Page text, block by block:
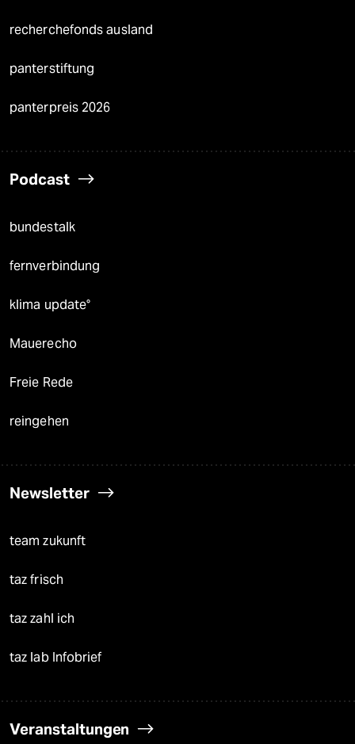
recherchefonds ausland
panterstiftung
panterpreis 2026
Podcast
bundestalk
fernverbindung
klima update°
Mauerecho
Freie Rede
reingehen
Newsletter
team zukunft
taz frisch
taz zahl ich
taz lab Infobrief
Veranstaltungen